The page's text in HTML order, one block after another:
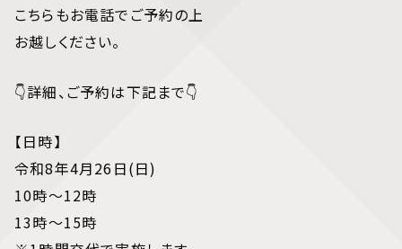
こちらもお電話でご予約の上
お越しください。
👇詳細、ご予約は下記まで👇
【日時】
令和8年4月26日(日)
10時〜12時
13時〜15時